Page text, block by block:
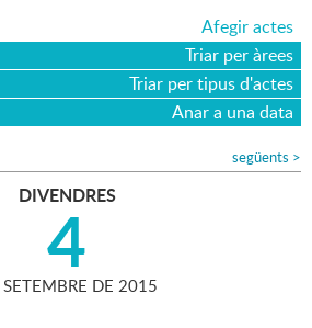
Afegir actes
Triar per àrees
Triar per tipus d'actes
Anar a una data
següents >
DIVENDRES
4
SETEMBRE DE 2015